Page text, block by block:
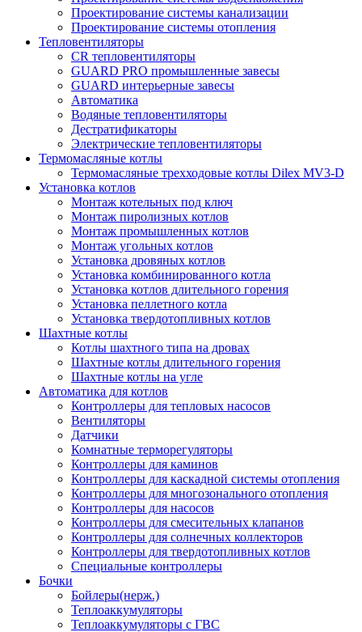
Проектирование системы канализации
Проектирование системы отопления
Тепловентиляторы
CR тепловентиляторы
GUARD PRO промышленные завесы
GUARD интерьерные завесы
Автоматика
Водяные тепловентиляторы
Дестратификаторы
Электрические тепловентиляторы
Термомасляные котлы
Термомасляные трехходовые котлы Dilex MV3-D
Установка котлов
Монтаж котельных под ключ
Монтаж пиролизных котлов
Монтаж промышленных котлов
Монтаж угольных котлов
Установка дровяных котлов
Установка комбинированного котла
Установка котлов длительного горения
Установка пеллетного котла
Установка твердотопливных котлов
Шахтные котлы
Котлы шахтного типа на дровах
Шахтные котлы длительного горения
Шахтные котлы на угле
Автоматика для котлов
Контроллеры для тепловых насосов
Вентиляторы
Датчики
Комнатные терморегуляторы
Контроллеры для каминов
Контроллеры для каскадной системы отопления
Контроллеры для многозонального отопления
Контроллеры для насосов
Контроллеры для смесительных клапанов
Контроллеры для солнечных коллекторов
Контроллеры для твердотопливных котлов
Специальные контроллеры
Бочки
Бойлеры(нерж.)
Теплоаккумуляторы
Теплоаккумуляторы с ГВС